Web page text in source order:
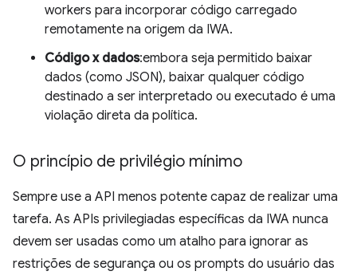
workers para incorporar código carregado
remotamente na origem da IWA.
Código x dados:embora seja permitido baixar
dados (como JSON), baixar qualquer código
destinado a ser interpretado ou executado é uma
violação direta da política.
O princípio de privilégio mínimo
Sempre use a API menos potente capaz de realizar uma
tarefa. As APIs privilegiadas específicas da IWA nunca
devem ser usadas como um atalho para ignorar as
restrições de segurança ou os prompts do usuário das